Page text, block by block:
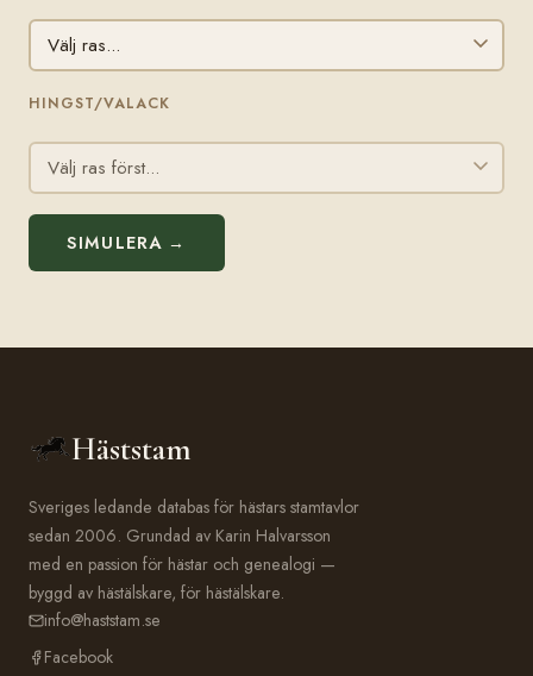
HINGST/VALACK
SIMULERA →
Häststam
Sveriges ledande databas för hästars stamtavlor
sedan 2006. Grundad av Karin Halvarsson
med en passion för hästar och genealogi —
byggd av hästälskare, för hästälskare.
info@haststam.se
Facebook